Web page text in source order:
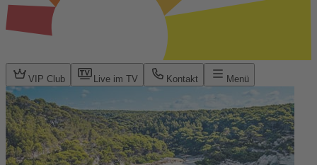
VIP Club Live im TV Kontakt Menü